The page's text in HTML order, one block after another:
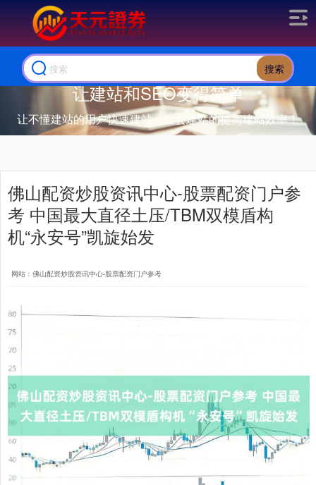
搜索
让建站和SEO变得简单
让不懂建站的用户快速建站，让会建站的提高建站效率！
佛山配资炒股资讯中心-股票配资门户参
考 中国最大直径土压/TBM双模盾构
机“永安号”凯旋始发
网站：佛山配资炒股资讯中心-股票配资门户参考